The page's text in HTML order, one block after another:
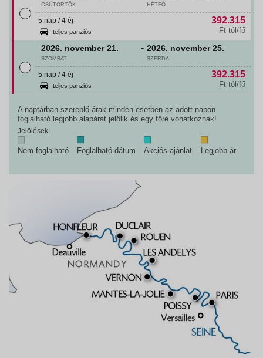
CSÜTÖRTÖK HÉTFŐ
5 nap / 4 éj
teljes panziós
392.315
Ft-tól/fő
2026. november 21.
SZOMBAT
- 2026. november 25.
SZERDA
5 nap / 4 éj
teljes panziós
392.315
Ft-tól/fő
A naptárban szereplő árak minden esetben az adott napon
foglalható legjobb alapárat jelölik és egy főre vonatkoznak!
Jelölések:
Nem foglalható Foglalható dátum Akciós ajánlat Legjobb ár